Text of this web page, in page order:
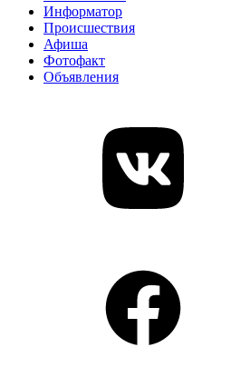
Информатор
Происшествия
Афиша
Фотофакт
Объявления